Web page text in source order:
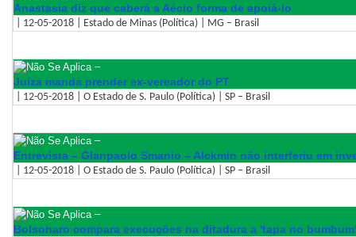
Anastasia diz que caberá a Aécio forma de apoiá-lo
| 12-05-2018 | Estado de Minas (Política) | MG – Brasil
–
Juíza manda prender ex-vereador do PT
| 12-05-2018 | O Estado de S. Paulo (Política) | SP – Brasil
–
Entrevista – Glanpaolo Smanio – Alckmin não interferiu em
| 12-05-2018 | O Estado de S. Paulo (Política) | SP – Brasil
–
Bolsonaro compara execuções na ditadura a 'tapa no bumbum'